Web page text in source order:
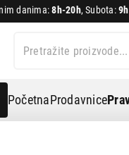
danima:8h-20h, Subota:
PočetnaProdavnice
oprema za televizore